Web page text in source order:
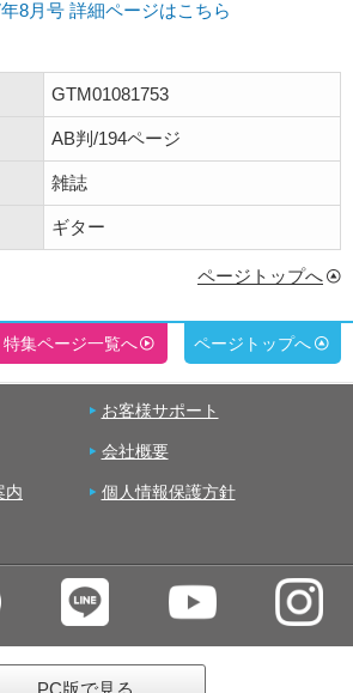
8月号 詳細ページはこちら
GTM01081753
AB判/194ページ
雑誌
ギター
ページトップへ
特集ページ一覧へ ページトップへ
お客様サポート
会社概要
内 個人情報保護方針
PC版で見る